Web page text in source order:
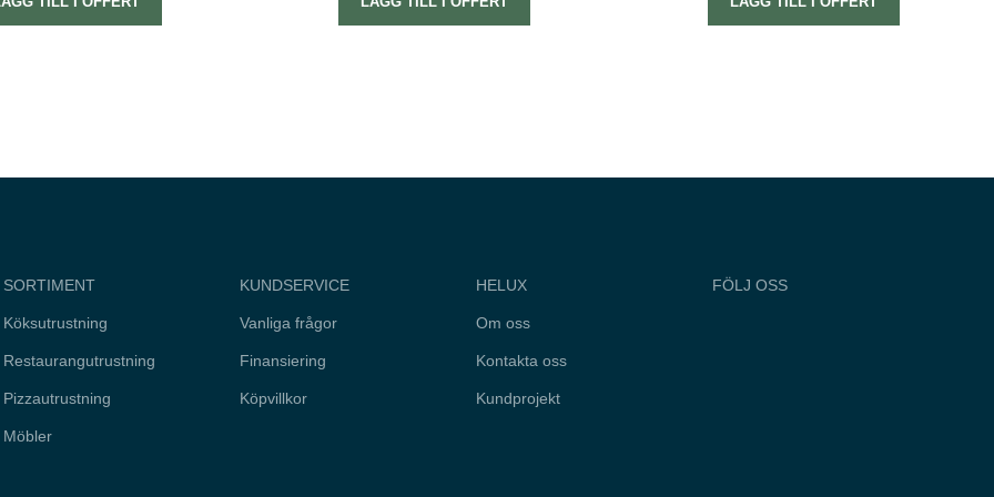
SORTIMENT
Köksutrustning
Restaurangutrustning
Pizzautrustning
Möbler
KUNDSERVICE
Vanliga frågor
Finansiering
Köpvillkor
HELUX
Om oss
Kontakta oss
Kundprojekt
FÖLJ OSS